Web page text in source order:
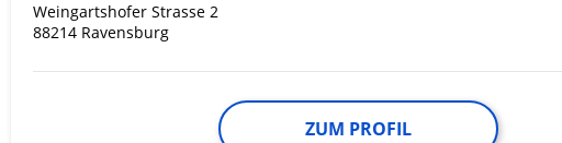
Weingartshofer Strasse 2
88214 Ravensburg
ZUM PROFIL
Entwicklung und Verbesserung der Angebote